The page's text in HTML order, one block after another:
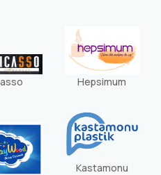
Hepsimum
Kastamonu